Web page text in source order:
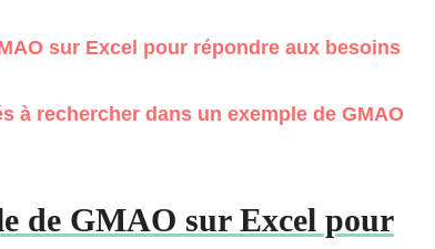
sur Excel pour répondre aux besoins
rechercher dans un exemple de GMAO
de GMAO sur Excel pour